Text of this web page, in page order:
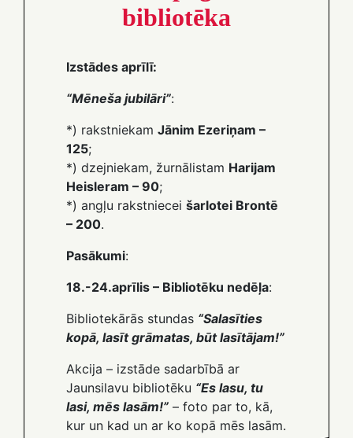
bibliotēka
Izstādes aprīlī:
“Mēneša jubilāri”:
*) rakstniekam Jānim Ezeriņam –
125;
*) dzejniekam, žurnālistam Harijam
Heisleram – 90;
*) angļu rakstniecei šarlotei Brontē
– 200.
Pasākumi:
18.-24.aprīlis – Bibliotēku nedēļa:
Bibliotekārās stundas “Salasīties
kopā, lasīt grāmatas, būt lasītājam!”
Akcija – izstāde sadarbībā ar
Jaunsilavu bibliotēku “Es lasu, tu
lasi, mēs lasām!” – foto par to, kā,
kur un kad un ar ko kopā mēs lasām.